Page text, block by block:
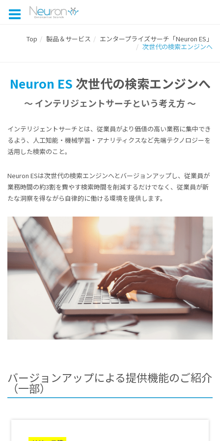
Neuron ES 次世代の検索エンジンへ
Top 製品＆サービス
エンタープライズサーチ「Neuron ES」
次世代の検索エンジンへ
Neuron ES 次世代の検索エンジンへ
～ インテリジェントサーチという考え方 ～
インテリジェントサーチとは、従業員がより価値の高い業務に集中でき
るよう、人工知能・機械学習・アナリティクスなど先端テクノロジーを
活用した検索のこと。
Neuron ESは次世代の検索エンジンへとバージョンアップし、従業員が
業務時間の約3割を費やす検索時間を削減するだけでなく、従業員が新
たな洞察を得ながら⾃律的に働ける環境を提供します。
バージョンアップによる提供機能のご紹介
（一部）